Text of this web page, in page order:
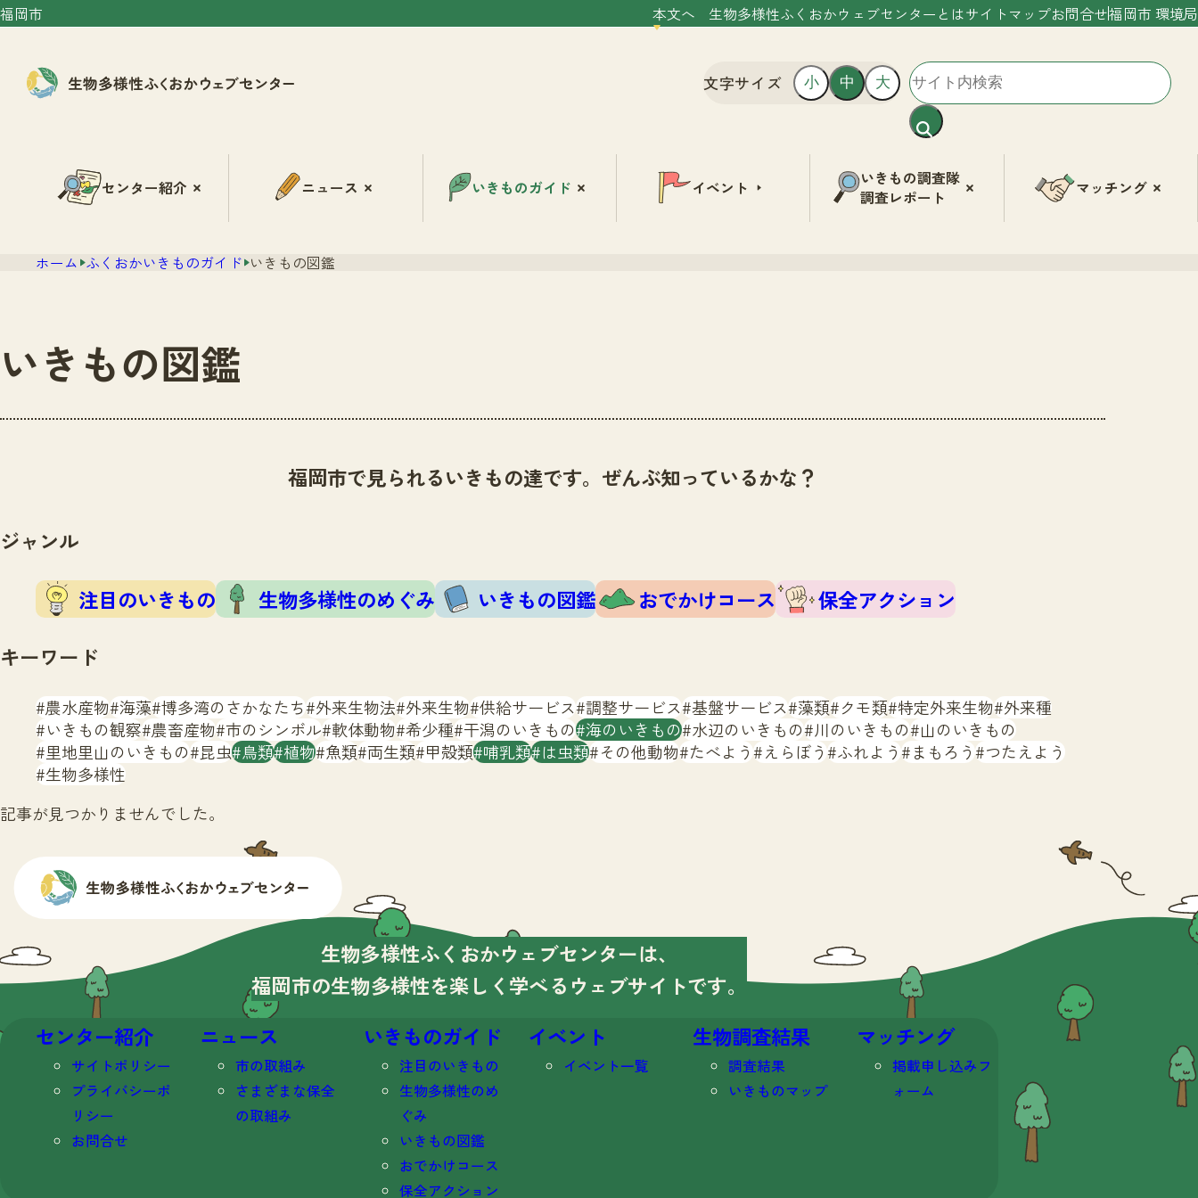
福岡市 本文へ 生物多様性ふくおかウェブセンターとはサイトマップお問合せ福岡市 環境局
文字サイズ 小 中 大
センター紹介 ニュース いきものガイド イベント
いきもの調査隊
調査レポート
マッチング
ホーム ふくおかいきものガイド いきもの図鑑
いきもの図鑑
福岡市で見られるいきもの達です。ぜんぶ知っているかな？
ジャンル
注目のいきもの 生物多様性のめぐみ いきもの図鑑 おでかけコース
保全アクション
キーワード
農水産物 海藻 博多湾のさかなたち 外来生物法 外来生物 供給サービス 調整サービス 基盤サービス 藻類 クモ類 特定外来生物 外来種
いきもの観察 農畜産物 市のシンボル 軟体動物 希少種 干潟のいきもの 海のいきもの 水辺のいきもの 川のいきもの 山のいきもの
里地里山のいきもの 昆虫 鳥類 植物 魚類 両生類 甲殻類 哺乳類 は虫類 その他動物 たべよう えらぼう ふれよう まもろう つたえよう
生物多様性
記事が見つかりませんでした。
生物多様性ふくおかウェブセンターは、
福岡市の生物多様性を楽しく学べる ウェブサイトです。
センター紹介
サイトポリシー
プライバシーポ
リシー
お問合せ
ニュース
市の取組み
さまざまな保全
の取組み
いきものガイド
注目のいきもの
生物多様性のめ
ぐみ
いきもの図鑑
おでかけコース
保全アクション
イベント
イベント一覧
生物調査結果
調査結果
いきものマップ
マッチング
掲載申し込みフ
ォーム